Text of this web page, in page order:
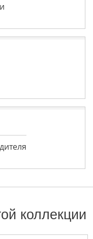
коллекции